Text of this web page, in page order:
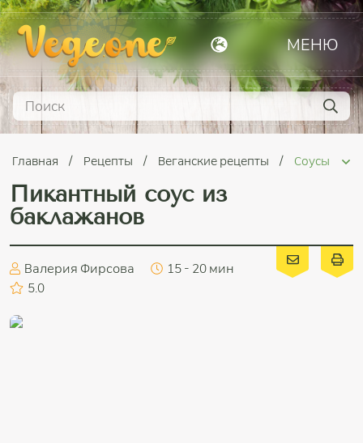
МЕНЮ
Главная Рецепты Веганские рецепты Соусы
Пикантный соус из
баклажанов
Валерия Фирсова
15 - 20 мин
5.0